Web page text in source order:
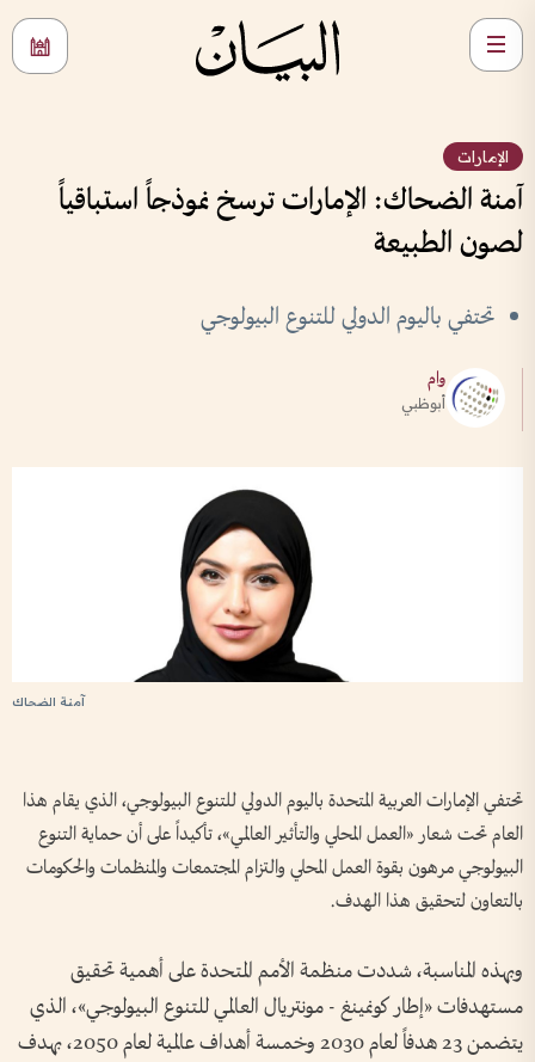
الإمارات
آمنة الضحاك: الإمارات ترسخ نموذجاً استباقياً
لصون الطبيعة
تحتفي باليوم الدولي للتنوع البيولوجي
وام
أبوظبي
آمنة الضحاك
تحتفي الإمارات العربية المتحدة باليوم الدولي للتنوع البيولوجي، الذي يقام هذا
العام تحت شعار «العمل المحلي والتأثير العالمي»، تأكيداً على أن حماية التنوع
البيولوجي مرهون بقوة العمل المحلي والتزام المجتمعات والمنظمات والحكومات
بالتعاون لتحقيق هذا الهدف.
وبهذه المناسبة، شددت منظمة الأمم المتحدة على أهمية تحقيق
مستهدفات «إطار كونمينغ - مونتريال العالمي للتنوع البيولوجي»، الذي
يتضمن 23 هدفاً لعام 2030 وخمسة أهداف عالمية لعام 2050، بهدف